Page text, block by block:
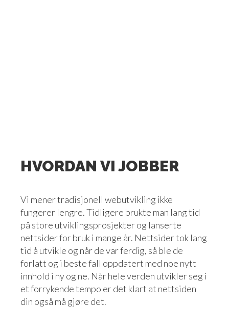
HVORDAN VI JOBBER
Vi mener tradisjonell webutvikling ikke
fungerer lengre. Tidligere brukte man lang tid
på store utviklingsprosjekter og lanserte
nettsider for bruk i mange år. Nettsider tok lang
tid å utvikle og når de var ferdig, så ble de
forlatt og i beste fall oppdatert med noe nytt
innhold i ny og ne. Når hele verden utvikler seg i
et forrykende tempo er det klart at nettsiden
din også må gjøre det.